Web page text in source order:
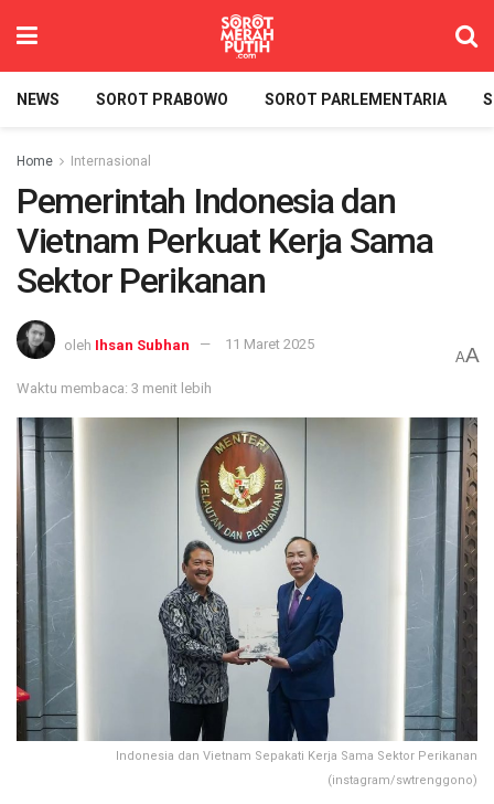
NEWS SOROT PRABOWO SOROT PARLEMENTARIA
Home Internasional
Pemerintah Indonesia dan
Vietnam Perkuat Kerja Sama
Sektor Perikanan
oleh Ihsan Subhan 11 Maret 2025
Waktu membaca: 3 menit lebih
AA
Indonesia dan Vietnam Sepakati Kerja Sama Sektor Perikanan
(instagram/swtrenggono)